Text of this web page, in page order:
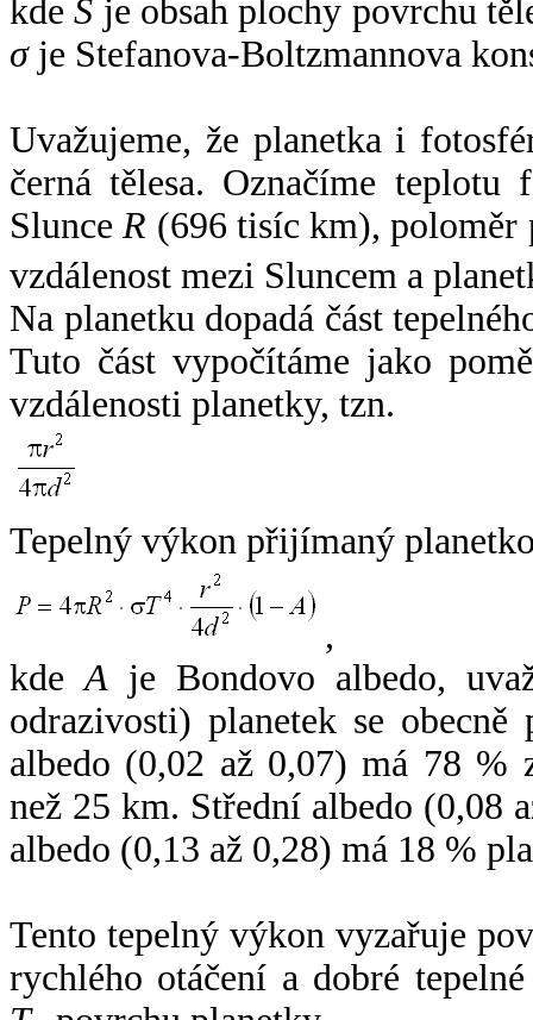
kdeS je obsah plochy povrchu
σje Stefanova-Boltzmannova
Uvažujeme, že planetka i
černá tělesa. Označíme
SlunceR (696 tisíc km),
vzdálenost mezi Sluncem a
Na planetku dopadá část
Tuto část vypočítáme jako
vzdálenosti planetky, tzn.
Tepelný výkon přijímaný
,
kdeA je Bondovo albedo,
odrazivosti) planetek se
albedo (0,02 až 0,07) má 78 %
než 25 km. Střední albedo (0,08
albedo (0,13 až 0,28) má 18 %
Tento tepelný výkon vyzařuje
rychlého otáčení a dobré